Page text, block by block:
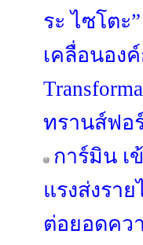
ระ ไซโตะ
เคลื่อนองค์
ทรานส์ฟอ
การ์มิน เ
แรงส่งรา
ต่อยอดคว